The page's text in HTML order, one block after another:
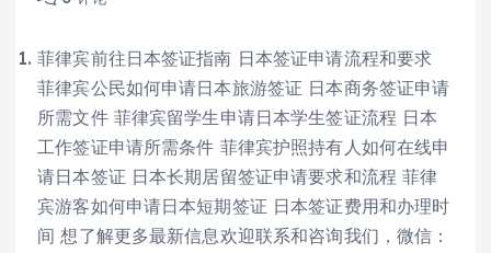
菲律宾前往日本签证指南 日本签证申请流程和要求
菲律宾公民如何申请日本旅游签证 日本商务签证申请
所需文件 菲律宾留学生申请日本学生签证流程 日本
工作签证申请所需条件 菲律宾护照持有人如何在线申
请日本签证 日本长期居留签证申请要求和流程 菲律
宾游客如何申请日本短期签证 日本签证费用和办理时
间 想了解更多最新信息欢迎联系和咨询我们，微信：